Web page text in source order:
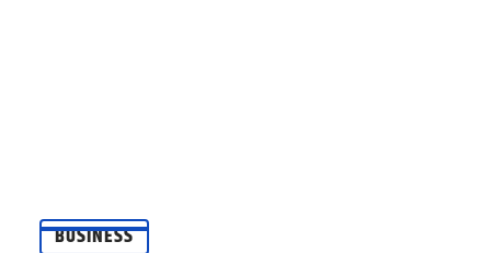
BUSINESS